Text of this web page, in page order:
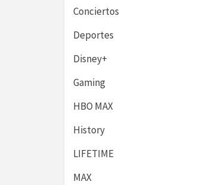
Conciertos
Deportes
Disney+
Gaming
HBO MAX
History
LIFETIME
MAX